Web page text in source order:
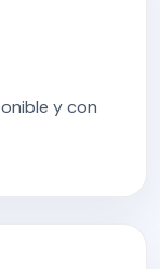
y con